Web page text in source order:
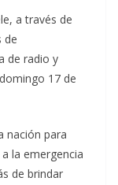
a través de
de
de radio y
17 de
nación para
la emergencia
de brindar